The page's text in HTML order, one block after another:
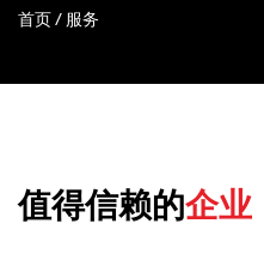
首页 / 服务
值得信赖的企业